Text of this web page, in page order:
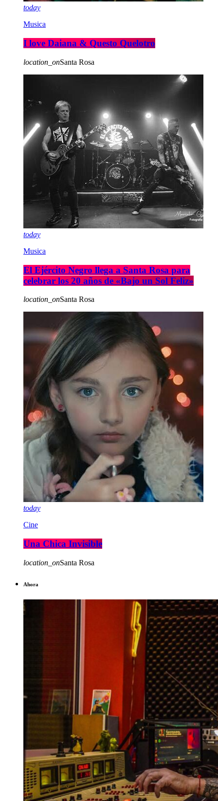
today
Musica
I love Daiana & Questo Quelotro
location_onSanta Rosa
today
Musica
El Ejército Negro llega a Santa Rosa para
celebrar los 20 años de «Bajo un Sol Feliz»
location_onSanta Rosa
today
Cine
Una Chica Invisible
location_onSanta Rosa
Ahora